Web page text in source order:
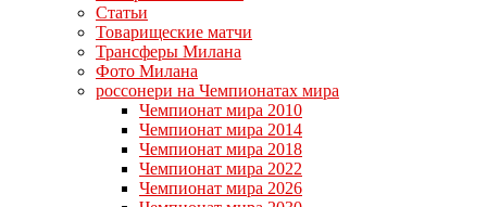
Статьи
Товарищеские матчи
Трансферы Милана
Фото Милана
россонери на Чемпионатах мира
Чемпионат мира 2010
Чемпионат мира 2014
Чемпионат мира 2018
Чемпионат мира 2022
Чемпионат мира 2026